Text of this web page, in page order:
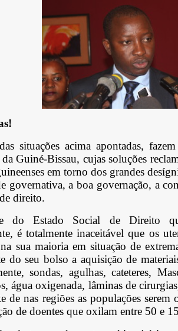
situações acima apontadas,
Guiné-Bissau, cujas soluções
em torno dos grandes
governativa, a boa governação, a
direito.
do Estado Social de Direito
é totalmente inaceitável que os
sua maioria em situação de
do seu bolso a aquisição de
sondas, agulhas, cateteres,
água oxigenada, lâminas de
de nas regiões as populações serem
de doentes que oxilam entre 50 e